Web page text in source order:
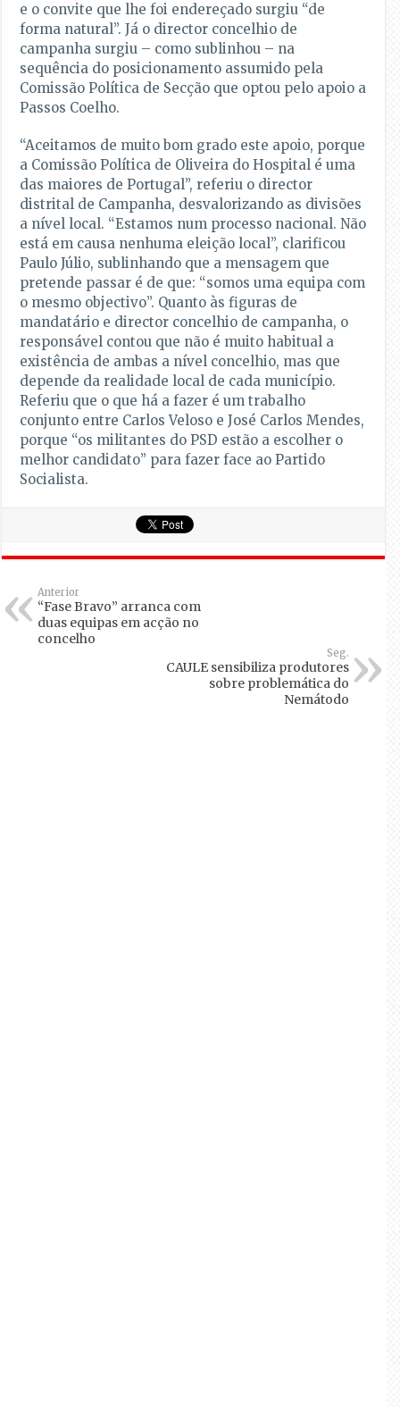
e o convite que lhe foi endereçado surgiu “de
forma natural”. Já o director concelhio de
campanha surgiu – como sublinhou – na
sequência do posicionamento assumido pela
Comissão Política de Secção que optou pelo apoio a
Passos Coelho.
“Aceitamos de muito bom grado este apoio, porque
a Comissão Política de Oliveira do Hospital é uma
das maiores de Portugal”, referiu o director
distrital de Campanha, desvalorizando as divisões
a nível local. “Estamos num processo nacional. Não
está em causa nenhuma eleição local”, clarificou
Paulo Júlio, sublinhando que a mensagem que
pretende passar é de que: “somos uma equipa com
o mesmo objectivo”. Quanto às figuras de
mandatário e director concelhio de campanha, o
responsável contou que não é muito habitual a
existência de ambas a nível concelhio, mas que
depende da realidade local de cada município.
Referiu que o que há a fazer é um trabalho
conjunto entre Carlos Veloso e José Carlos Mendes,
porque “os militantes do PSD estão a escolher o
melhor candidato” para fazer face ao Partido
Socialista.
Anterior
“Fase Bravo” arranca com
duas equipas em acção no
concelho
Seg.
CAULE sensibiliza produtores
sobre problemática do
Nemátodo